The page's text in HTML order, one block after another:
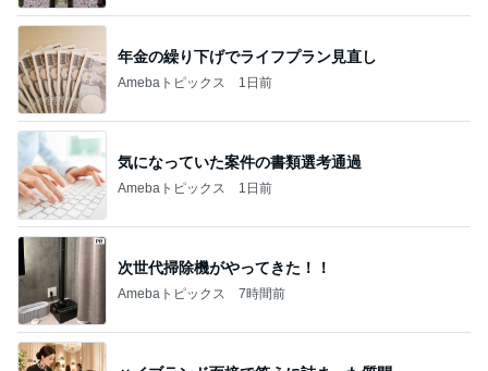
年金の繰り下げでライフプラン見直し
Amebaトピックス 1日前
気になっていた案件の書類選考通過
Amebaトピックス 1日前
次世代掃除機がやってきた！！
Amebaトピックス 7時間前